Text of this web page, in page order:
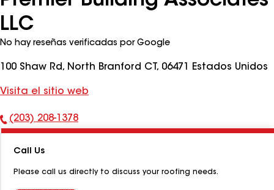
LLC
No hay reseñas verificadas por Google
100 Shaw Rd, North Branford CT, 06471 Estados Unidos
Visita el sitio web
Número
teléfono:
(203) 208-1378
Call Us
Please call us directly to discuss your roofing needs.